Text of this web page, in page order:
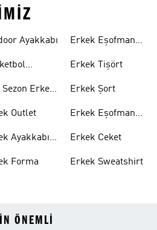
Ayakkabı
Sezon Erkek
Outlet
Ayakkabı
Forma
Erkek Eşofman
Erkek Tişört
Erkek Şort
Erkek Eşofman
Erkek Ceket
Erkek Sweatshirt
ÖNEMLI